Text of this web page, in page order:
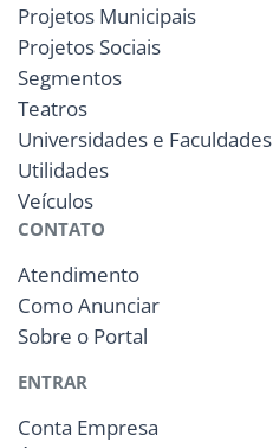
Projetos Municipais
Projetos Sociais
Segmentos
Teatros
Universidades e Faculdades
Utilidades
Veículos
CONTATO
Atendimento
Como Anunciar
Sobre o Portal
ENTRAR
Conta Empresa